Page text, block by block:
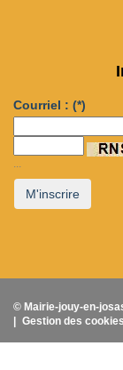
Courriel : (*)
...
M'inscrire
© Mairie-jouy-en-
Gestion des cookies